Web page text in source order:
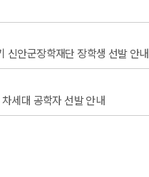
신안군장학재단 장학생 선발 안내
세대 공학자 선발 안내